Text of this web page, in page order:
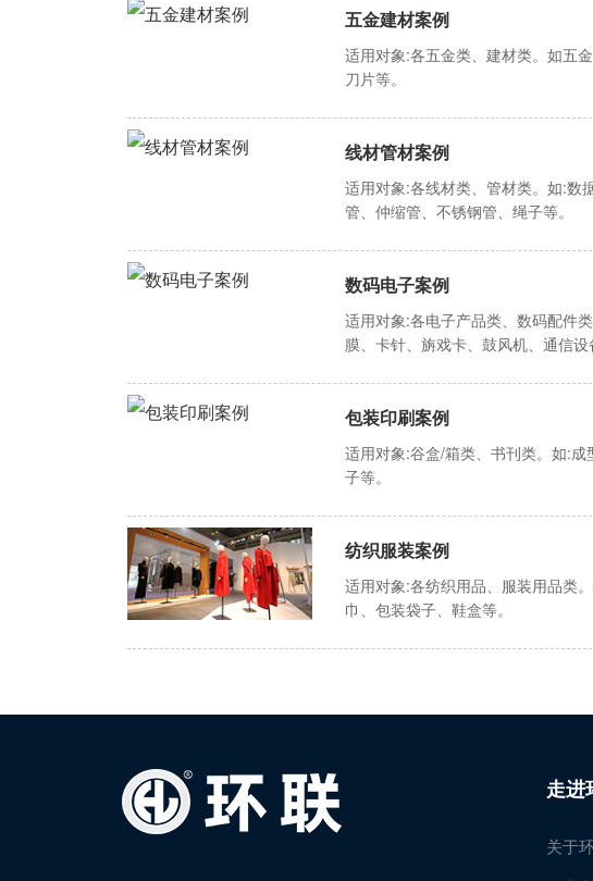
五金建材案例
适用对象:各五金类、建材类。如五
刀片等。
线材管材案例
适用对象:各线材类、管材类。如:数
管、仲缩管、不锈钢管、绳子等。
数码电子案例
适用对象:各电子产品类、数码配件
膜、卡针、旃戏卡、鼓风机、通信设
包装印刷案例
适用对象:谷盒/箱类、书刊类。如:
子等。
纺织服装案例
适用对象:各纺织用品、服装用品类
巾、包装袋子、鞋盒等。
走进
关于